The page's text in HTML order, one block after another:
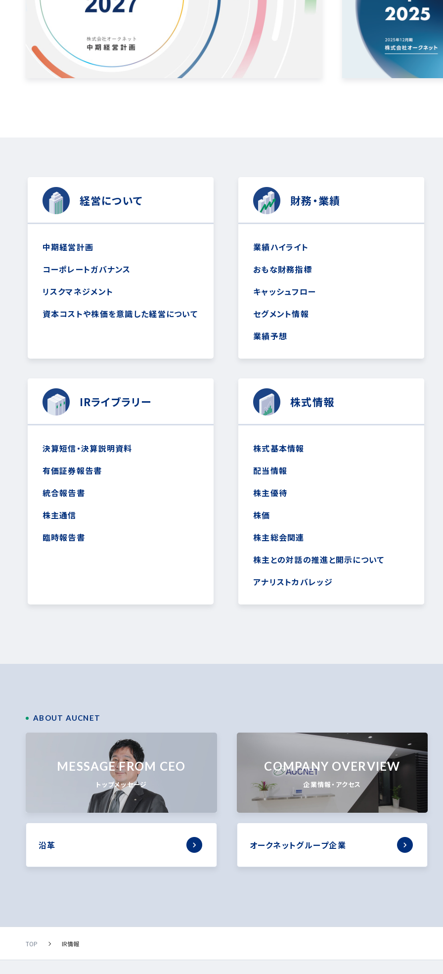
経営について
中期経営計画
コーポレートガバナンス
リスクマネジメント
資本コストや株価を意識した経営について
財務・業績
業績ハイライト
おもな財務指標
キャッシュフロー
セグメント情報
業績予想
IRライブラリー
決算短信・決算説明資料
有価証券報告書
統合報告書
株主通信
臨時報告書
株式情報
株式基本情報
配当情報
株主優待
株価
株主総会関連
株主との対話の推進と開示について
アナリストカバレッジ
ABOUT AUCNET
MESSAGE FROM CEO
トップメッセージ
沿革
COMPANY OVERVIEW
企業情報・アクセス
オークネットグループ企業
TOP IR情報